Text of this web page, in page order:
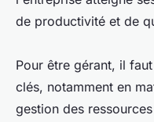
de productivité et de
Pour être gérant, il
clés, notamment en
gestion des